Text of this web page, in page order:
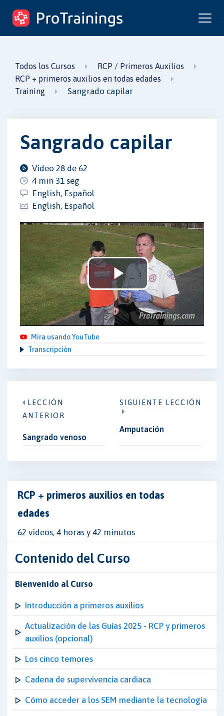
ProTrainings.com
un curso de ProTrainings
Todos los Cursos
RCP / Primeros Auxilios
RCP + primeros auxilios en todas edades
Training
Sangrado capilar
Sangrado capilar
Video 28 de 62
4 min 31 seg
English, Español
English, Español
Play
Video
Mira usando YouTube
Transcripción
LECCIÓN
ANTERIOR
Sangrado venoso
SIGUIENTE LECCIÓN
Amputación
RCP + primeros auxilios en todas
edades
62 videos, 4 horas y 42 minutos
Contenido del Curso
Bienvenido al Curso
Introducción a primeros auxilios
Actualización de las Guías 2025 - RCP y primeros
auxilios (opcional)
Los cinco temores
Cadena de supervivencia cardiaca
Cómo acceder a los SEM mediante la tecnología